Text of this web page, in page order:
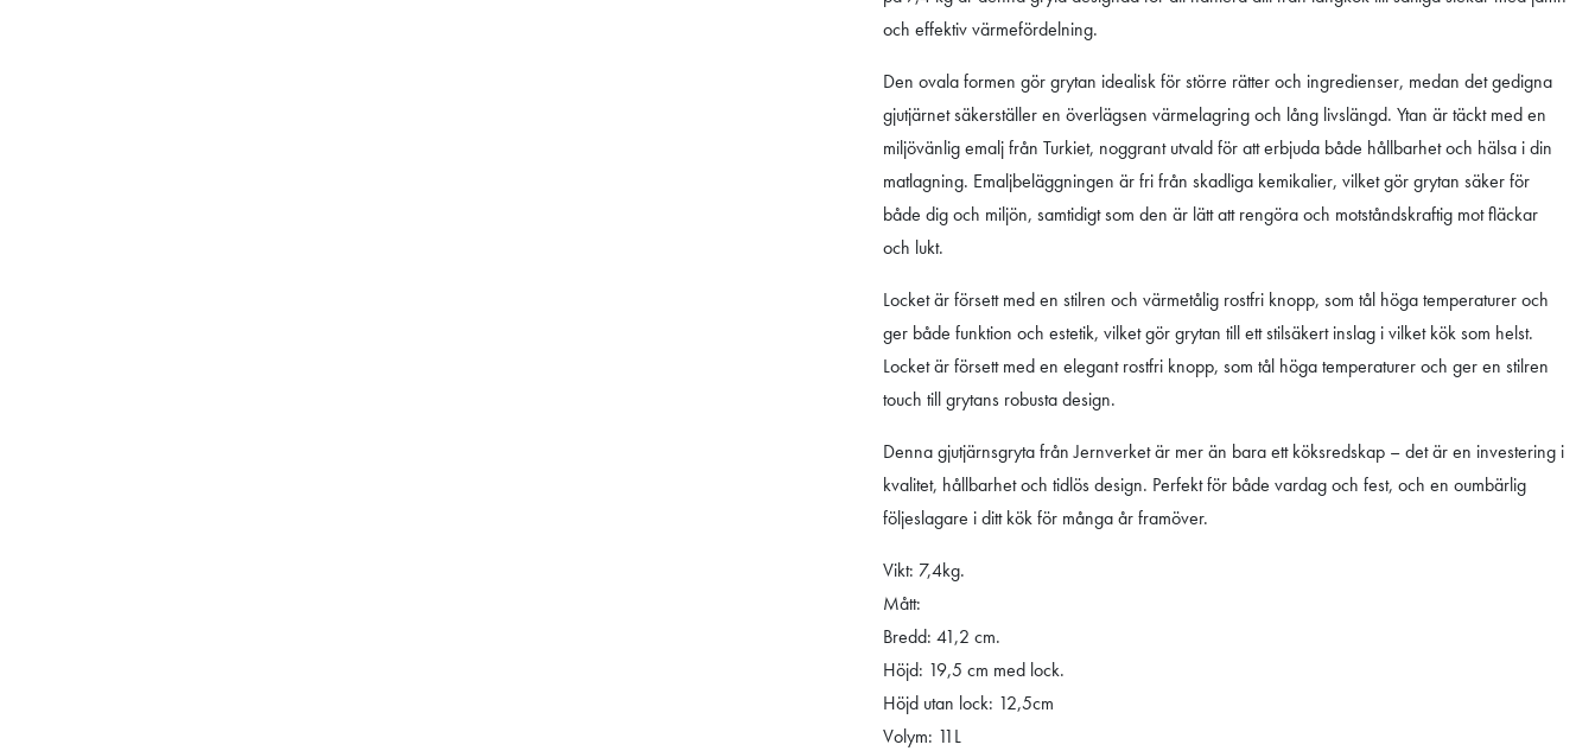
och effektiv värmefördelning.
Den ovala formen gör grytan idealisk för större rätter och ingredienser, medan det gedigna
gjutjärnet säkerställer en överlägsen värmelagring och lång livslängd. Ytan är täckt med en
miljövänlig emalj från Turkiet, noggrant utvald för att erbjuda både hållbarhet och hälsa i din
matlagning. Emaljbeläggningen är fri från skadliga kemikalier, vilket gör grytan säker för
både dig och miljön, samtidigt som den är lätt att rengöra och motståndskraftig mot fläckar
och lukt.
Locket är försett med en stilren och värmetålig rostfri knopp, som tål höga temperaturer och
ger både funktion och estetik, vilket gör grytan till ett stilsäkert inslag i vilket kök som helst.
Locket är försett med en elegant rostfri knopp, som tål höga temperaturer och ger en stilren
touch till grytans robusta design.
Denna gjutjärnsgryta från Jernverket är mer än bara ett köksredskap – det är en investering i
kvalitet, hållbarhet och tidlös design. Perfekt för både vardag och fest, och en oumbärlig
följeslagare i ditt kök för många år framöver.
Vikt: 7,4kg.
Mått:
Bredd: 41,2 cm.
Höjd: 19,5 cm med lock.
Höjd utan lock: 12,5cm
Volym: 11L